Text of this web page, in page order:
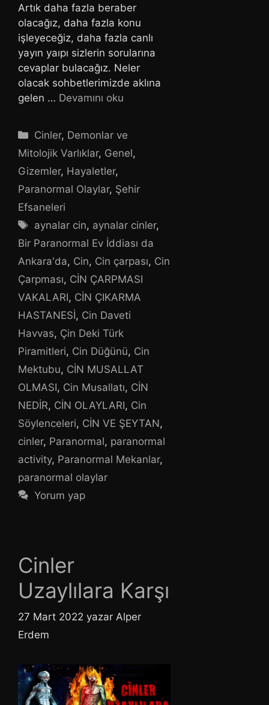
Artık daha fazla beraber
olacağız, daha fazla konu
işleyeceğiz, daha fazla canlı
yayın yaıpı sizlerin sorularına
cevaplar bulacağız. Neler
olacak sohbetlerimizde aklına
gelen … Devamını oku
Kategoriler
Cinler, Demonlar ve
Mitolojik Varlıklar, Genel,
Gizemler, Hayaletler,
Paranormal Olaylar, Şehir
Efsaneleri
Etiketler
aynalar cin, aynalar cinler,
Bir Paranormal Ev İddiası da
Ankara'da, Cin, Cin çarpası, Cin
Çarpması, CİN ÇARPMASI
VAKALARI, CİN ÇIKARMA
HASTANESİ, Cin Daveti
Havvas, Çin Deki Türk
Piramitleri, Cin Düğünü, Cin
Mektubu, CİN MUSALLAT
OLMASI, Cin Musallatı, CİN
NEDİR, CİN OLAYLARI, Cin
Söylenceleri, CİN VE ŞEYTAN,
cinler, Paranormal, paranormal
activity, Paranormal Mekanlar,
paranormal olaylar
Yorum yap
Cinler
Uzaylılara Karşı
27 Mart 2022 yazar Alper
Erdem